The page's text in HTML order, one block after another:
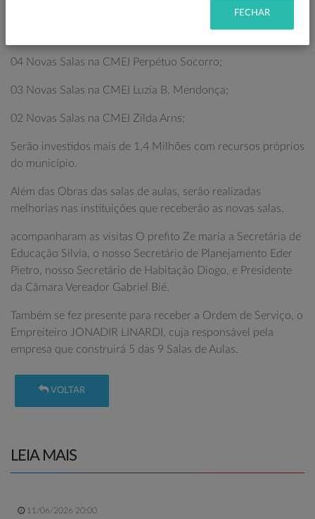
As salas de aulas serão construídas nas seguintes
04 Novas Salas na CMEI Perpétuo Socorro;
03 Novas Salas na CMEI Luzia B. Mendonça;
02 Novas Salas na CMEI Zilda Arns;
Serão investidos mais de 1,4 Milhões com recursos próprios
do município.
Além das Obras das salas de aulas, serão realizadas
melhorias nas instituições que receberão as novas salas.
acompanharam as visitas O prefito Ze maria a Secretária de
Educação Silvia, o nosso Secretário de Planejamento Eder
Pietro, nosso Secretário de Habitação Diogo, e Presidente
da Câmara Vereador Gabriel Bié.
Também se fez presente para receber a Ordem de Serviço, o
Empreiteiro JONADIR LINARDI, cuja responsável pela
empresa que construirá 5 das 9 Salas de Aulas.
VOLTAR
LEIA MAIS
11/06/2026 20:00
FECHAR